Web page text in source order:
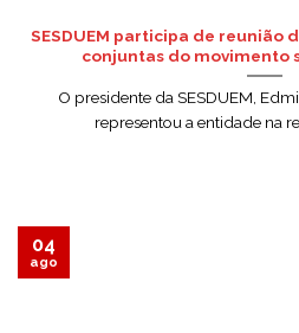
SESDUEM participa de reunião
conjuntas do movimento
O presidente da SESDUEM,
representou a entidade na
04
ago